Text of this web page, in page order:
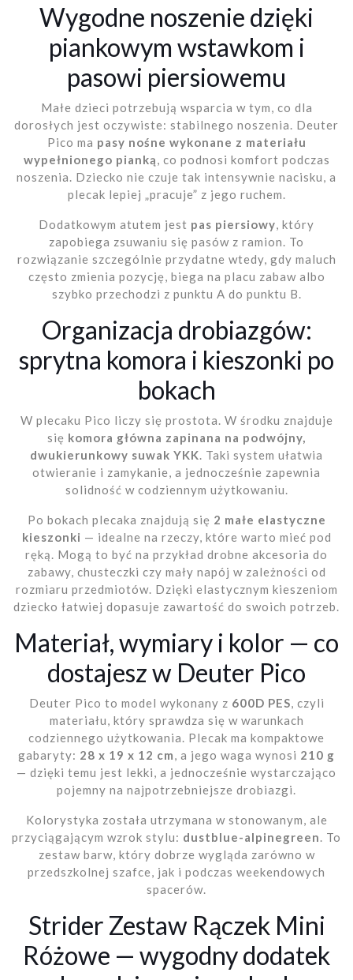
Wygodne noszenie dzięki
piankowym wstawkom i
pasowi piersiowemu
Małe dzieci potrzebują wsparcia w tym, co dla
dorosłych jest oczywiste: stabilnego noszenia. Deuter
Pico ma pasy nośne wykonane z materiału
wypełnionego pianką , co podnosi komfort podczas
noszenia. Dziecko nie czuje tak intensywnie nacisku, a
plecak lepiej „pracuje” z jego ruchem.
Dodatkowym atutem jest pas piersiowy , który
zapobiega zsuwaniu się pasów z ramion. To
rozwiązanie szczególnie przydatne wtedy, gdy maluch
często zmienia pozycję, biega na placu zabaw albo
szybko przechodzi z punktu A do punktu B.
Organizacja drobiazgów:
sprytna komora i kieszonki po
bokach
W plecaku Pico liczy się prostota. W środku znajduje
się komora główna zapinana na podwójny,
dwukierunkowy suwak YKK . Taki system ułatwia
otwieranie i zamykanie, a jednocześnie zapewnia
solidność w codziennym użytkowaniu.
Po bokach plecaka znajdują się 2 małe elastyczne
kieszonki — idealne na rzeczy, które warto mieć pod
ręką. Mogą to być na przykład drobne akcesoria do
zabawy, chusteczki czy mały napój w zależności od
rozmiaru przedmiotów. Dzięki elastycznym kieszeniom
dziecko łatwiej dopasuje zawartość do swoich potrzeb.
Materiał, wymiary i kolor — co
dostajesz w Deuter Pico
Deuter Pico to model wykonany z 600D PES , czyli
materiału, który sprawdza się w warunkach
codziennego użytkowania. Plecak ma kompaktowe
gabaryty: 28 x 19 x 12 cm , a jego waga wynosi 210 g
— dzięki temu jest lekki, a jednocześnie wystarczająco
pojemny na najpotrzebniejsze drobiazgi.
Kolorystyka została utrzymana w stonowanym, ale
przyciągającym wzrok stylu: dustblue-alpinegreen
. To
zestaw barw, który dobrze wygląda zarówno w
przedszkolnej szafce, jak i podczas weekendowych
spacerów.
Strider Zestaw Rączek Mini
Różowe — wygodny dodatek